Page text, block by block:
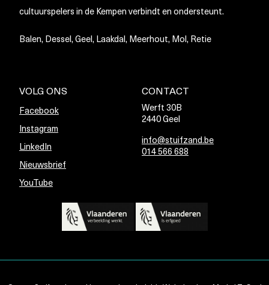
cultuurspelers in de Kempen verbindt en ondersteunt.
Balen, Dessel, Geel, Laakdal, Meerhout, Mol, Retie
VOLG ONS
Facebook
Instagram
LinkedIn
Nieuwsbrief
YouTube
CONTACT
Werft 30B
2440 Geel
info@stuifzand.be
014 566 688